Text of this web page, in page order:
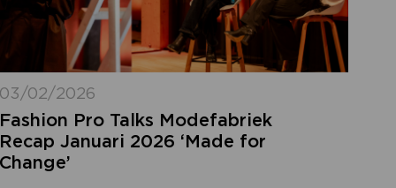
03/02/2026
Fashion Pro Talks Modefabriek
Recap Januari 2026 ‘Made for
Change’